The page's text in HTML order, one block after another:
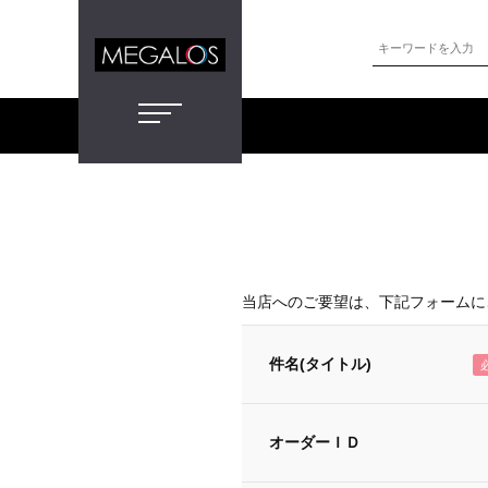
当店へのご要望は、下記フォーム
件名(タイトル)
オーダーＩＤ